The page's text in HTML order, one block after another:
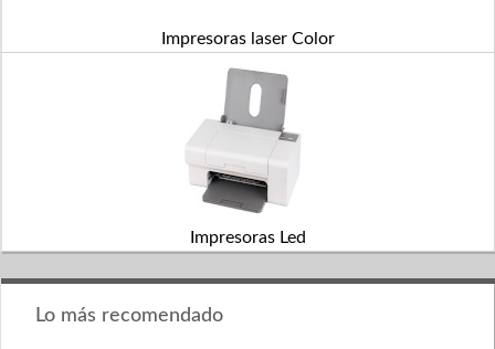
Impresoras laser Color
Impresoras Led
Lo más recomendado